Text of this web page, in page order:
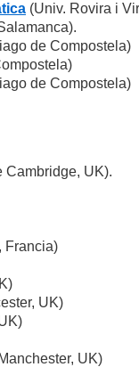
(Univ. Rovira i
de Compostela)
de Compostela)
Cambridge, UK).
Francia)
UK)
UK)